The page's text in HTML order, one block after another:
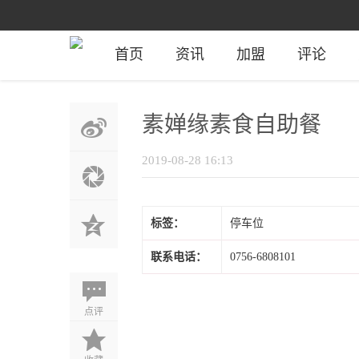
首页 资讯 加盟 评论
点评
素婵缘素食自助餐
2019-08-28 16:13
标签： 停车位
联系电话： 0756-6808101